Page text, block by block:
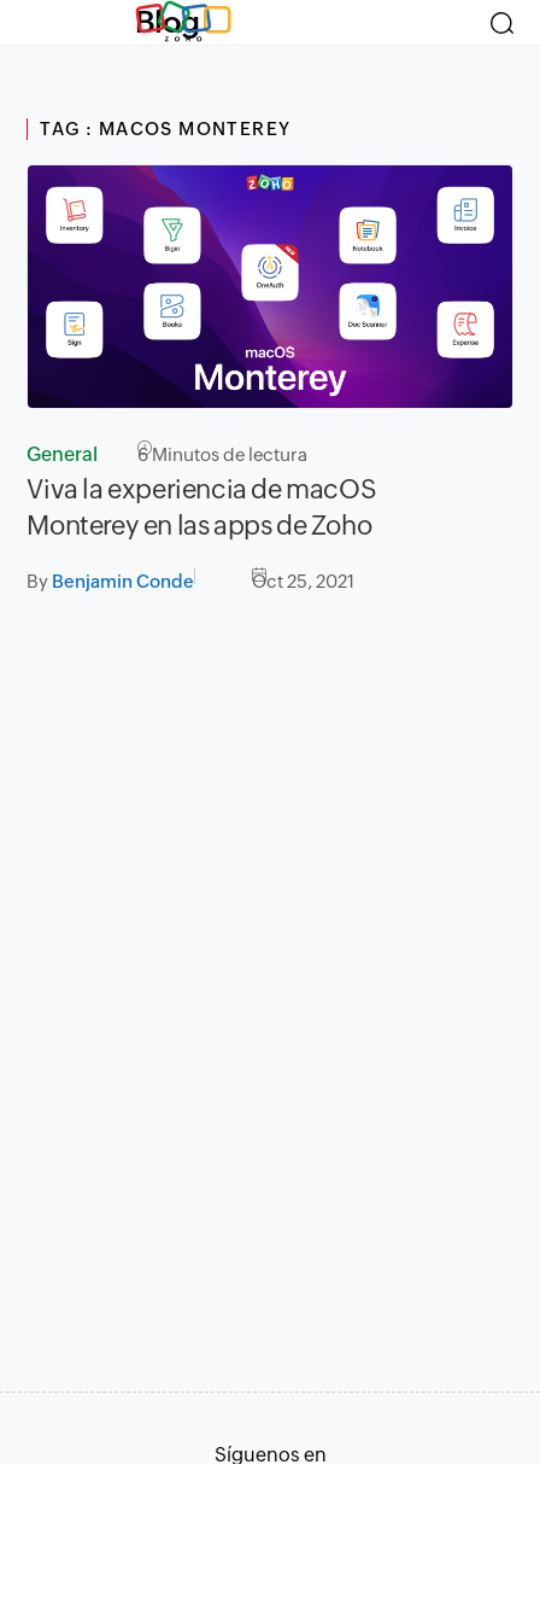
Blog
TAG : MACOS MONTEREY
General 6Minutos de lectura
Viva la experiencia de macOS
Monterey en las apps de Zoho
By Benjamin Conde Oct 25, 2021
Síguenos en